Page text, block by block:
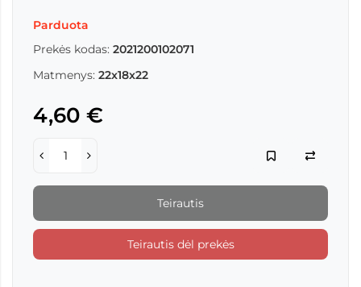
Parduota
Prekės kodas: 2021200102071
Matmenys: 22x18x22
4,60 €
Teirautis
Teirautis dėl prekės